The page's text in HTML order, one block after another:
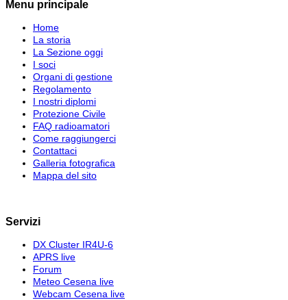
Menu principale
Home
La storia
La Sezione oggi
I soci
Organi di gestione
Regolamento
I nostri diplomi
Protezione Civile
FAQ radioamatori
Come raggiungerci
Contattaci
Galleria fotografica
Mappa del sito
Servizi
DX Cluster IR4U-6
APRS live
Forum
Meteo Cesena live
Webcam Cesena live